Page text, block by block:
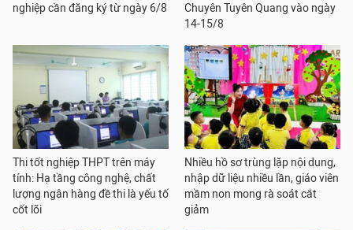
nghiệp cần đăng ký từ ngày 6/8
Chuyên Tuyên Quang vào ngày
14-15/8
Thi tốt nghiệp THPT trên máy
tính: Hạ tầng công nghệ, chất
lượng ngân hàng đề thi là yếu tố
cốt lõi
Nhiều hồ sơ trùng lặp nội dung,
nhập dữ liệu nhiều lần, giáo viên
mầm non mong rà soát cắt
giảm